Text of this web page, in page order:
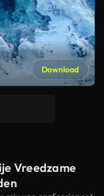
Download
Vreedzame